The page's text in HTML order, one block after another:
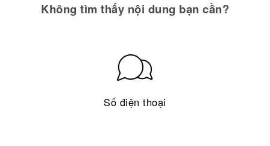
Không tìm thấy nội dung bạn cần?
Số điện thoại